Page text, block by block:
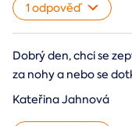
1 odpověď
Dobrý den, chci se
za nohy a nebo se
Kateřina Jahnová